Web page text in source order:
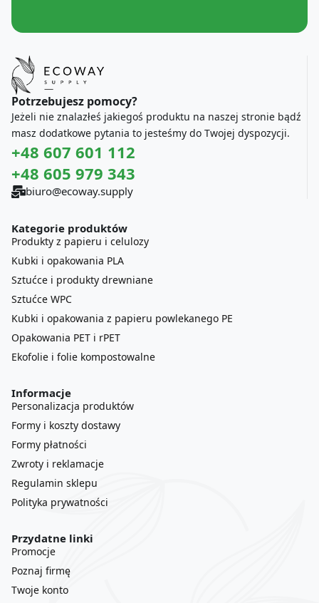
Potrzebujesz pomocy?
Jeżeli nie znalazłeś jakiegoś produktu na naszej stronie bądź
masz dodatkowe pytania to jesteśmy do Twojej dyspozycji.
+48 607 601 112
+48 605 979 343
biuro@ecoway.supply
Kategorie produktów
Produkty z papieru i celulozy
Kubki i opakowania PLA
Sztućce i produkty drewniane
Sztućce WPC
Kubki i opakowania z papieru powlekanego PE
Opakowania PET i rPET
Ekofolie i folie kompostowalne
Informacje
Personalizacja produktów
Formy i koszty dostawy
Formy płatności
Zwroty i reklamacje
Regulamin sklepu
Polityka prywatności
Przydatne linki
Promocje
Poznaj firmę
Twoje konto